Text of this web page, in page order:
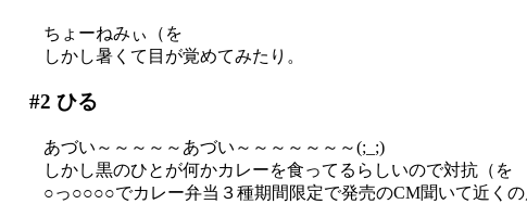
ちょーねみぃ（を
しかし暑くて目が覚めてみたり。
#2 ひる
あづい～～～～～あづい～～～～～～～(;_;)
しかし黒のひとが何かカレーを食ってるらしいので対抗（を
○っ○○○○でカレー弁当３種期間限定で発売のCM聞いて近くの